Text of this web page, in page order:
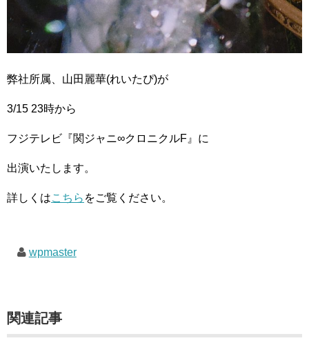
弊社所属、山田麗華(れいたぴ)が
3/15 23時から
フジテレビ『関ジャニ∞クロニクルF』に
出演いたします。
詳しくはこちら をご覧ください。
wpmaster
関連記事